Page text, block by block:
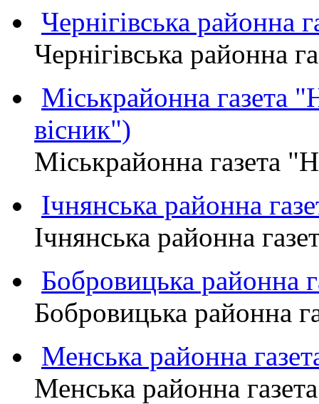
Чернігівська
Чернігівська
Міськрайонна
вісник")
Міськрайонна газета
Ічнянська районна
Ічнянська районна
Бобровицька
Бобровицька
Менська районна
Менська районна